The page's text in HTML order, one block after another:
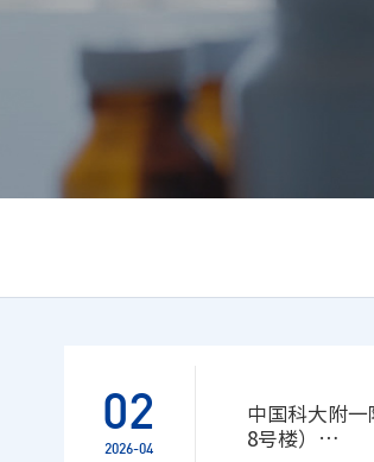
02
2026-04
中国科大附
8号楼）